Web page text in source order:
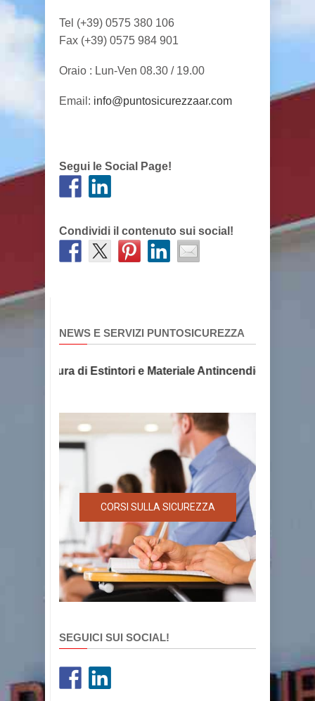
Tel (+39) 0575 380 106
Fax (+39) 0575 984 901
Oraio : Lun-Ven 08.30 / 19.00
Email: info@puntosicurezzaar.com
Segui le Social Page!
Condividi il contenuto sui social!
NEWS E SERVIZI PUNTOSICUREZZA
e Fornitura di Estintori e Materiale Antincendio, la
CORSI SULLA SICUREZZA
SEGUICI SUI SOCIAL!